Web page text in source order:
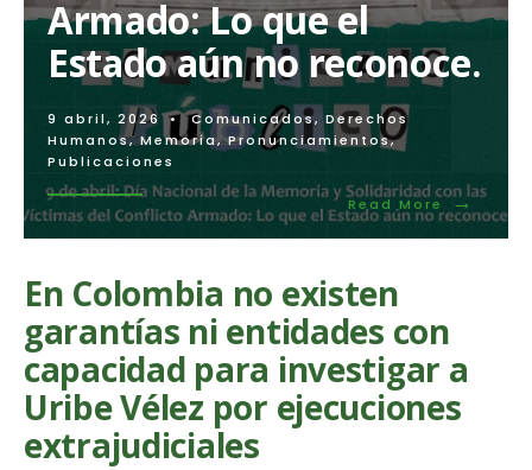
Armado: Lo que el
Estado aún no reconoce.
9 abril, 2026 • Comunicados,Derechos
Humanos,Memoria,Pronunciamientos,
Publicaciones
Read More →
Read
More:
Nacional
la
y
En Colombia no existen
garantías ni entidades con
capacidad para investigar a
Uribe Vélez por ejecuciones
extrajudiciales